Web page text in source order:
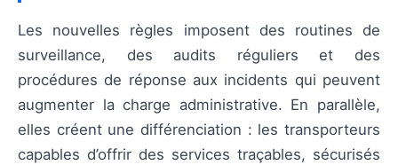
Les nouvelles règles imposent des routines de
surveillance, des audits réguliers et des
procédures de réponse aux incidents qui peuvent
augmenter la charge administrative. En parallèle,
elles créent une différenciation : les transporteurs
capables d’offrir des services traçables, sécurisés